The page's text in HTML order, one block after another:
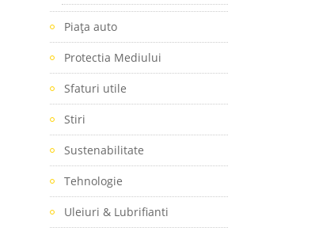
Piaţa auto
Protectia Mediului
Sfaturi utile
Stiri
Sustenabilitate
Tehnologie
Uleiuri & Lubrifianti